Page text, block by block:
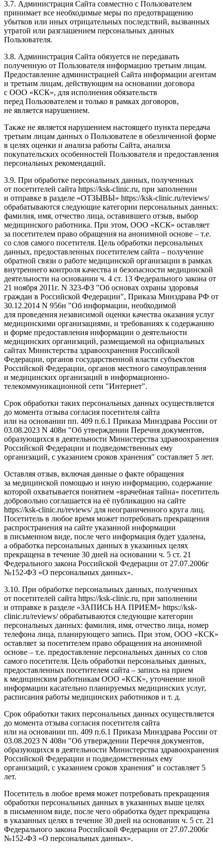
3.7. Администрация Сайта совместно с Пользователем
принимает все необходимые меры по предотвращению
убытков или иных отрицательных последствий, вызванных
утратой или разглашением персональных данных
Пользователя.
3.8. Администрация Сайта обязуется не передавать
полученную от Пользователя информацию третьим лицам.
Предоставление администрацией Сайта информации агентам
и третьим лицам, действующим на основании договора
с ООО «КСК», для исполнения обязательств
перед Пользователем и только в рамках договоров,
не является нарушением.
Также не является нарушением настоящего пункта передача
третьим лицам данных о Пользователе в обезличенной форме
в целях оценки и анализа работы Сайта, анализа
покупательских особенностей Пользователя и предоставления
персональных рекомендаций.
3.9. При обработке персональных данных, полученных
от посетителей сайта https://ksk-clinic.ru, при заполнении
и отправке в разделе «ОТЗЫВЫ» https://ksk-clinic.ru/reviews/
обрабатываются следующие категории персональных данных:
фамилия, имя, отчество лица, оставившего отзыв, выбор
медицинского работника. При этом, ООО «КСК» оставляет
за посетителем право обращения на анонимной основе – т.е.
со слов самого посетителя. Цель обработки персональных
данных, предоставленных посетителем сайта – получение
обратной связи о работе медицинской организации в рамках
внутреннего контроля качества и безопасности медицинской
деятельности на основании ч. 4 ст. 13 Федерального закона от
21 ноября 2011г. N 323-ФЗ "Об основах охраны здоровья
граждан в Российской Федерации", Приказа Минздрава РФ от
30.12.2014 N 956н "Об информации, необходимой
для проведения независимой оценки качества оказания услуг
медицинскими организациями, и требованиях к содержанию
и форме предоставления информации о деятельности
медицинских организаций, размещаемой на официальных
сайтах Министерства здравоохранения Российской
Федерации, органов государственной власти субъектов
Российской Федерации, органов местного самоуправления
и медицинских организаций в информационно-
телекоммуникационной сети "Интернет".
Срок обработки таких персональных данных осуществляется
до момента отзыва согласия посетителя сайта
или на основании пп. 409 п.6.1 Приказа Минздрава России от
03.08.2023 N 408н "Об утверждении Перечня документов,
образующихся в деятельности Министерства здравоохранения
Российской Федерации и подведомственных ему
организаций, с указанием сроков хранения" составляет 5 лет.
Оставляя отзыв, включая данные о факте обращения
за медицинской помощью и иную информацию, содержание
которой охватывается понятием «врачебная тайна» посетитель
добровольно соглашается на её публикацию на сайте
https://ksk-clinic.ru/reviews/ для неограниченного круга лиц.
Посетитель в любое время может потребовать прекращения
распространения на сайте указанной информации
в письменном виде, после чего информация будет удалена,
а обработка персональных данных в указанных целях
прекращена в течение 30 дней на основании ч. 5 ст. 21
Федерального закона Российской Федерации от 27.07.2006г
№152-ФЗ «О персональных данных».
3.10. При обработке персональных данных, полученных
от посетителей сайта https://ksk-clinic.ru, при заполнении
и отправке в разделе «ЗАПИСЬ НА ПРИЕМ» https://ksk-
clinic.ru/reviews/ обрабатываются следующие категории
персональных данных: фамилия, имя, отчество лица, номер
телефона лица, планирующего запись. При этом, ООО «КСК»
оставляет за посетителем право обращения на анонимной
основе – т.е. предоставление персональных данных со слов
самого посетителя. Цель обработки персональных данных,
предоставленных посетителем сайта – запись на прием
к медицинским работникам ООО «КСК», уточнение иной
информации касательно планируемых медицинских услуг,
расписания работы медицинских работников и т. д.
Срок обработки таких персональных данных осуществляется
до момента отзыва согласия посетителя сайта
или на основании пп. 409 п.6.1 Приказа Минздрава России от
03.08.2023 N 408н "Об утверждении Перечня документов,
образующихся в деятельности Министерства здравоохранения
Российской Федерации и подведомственных ему
организаций, с указанием сроков хранения" и составляет 5
лет.
Посетитель в любое время может потребовать прекращения
обработки персональных данных в указанных выше целях
в письменном виде, после чего обработка будет прекращена
в указанных целях в течение 30 дней на основании ч. 5 ст. 21
Федерального закона Российской Федерации от 27.07.2006г
№152-ФЗ «О персональных данных».